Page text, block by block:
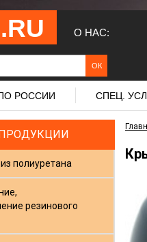
О НАС:
РОССИИ СПЕЦ.
полиуретана
резинового